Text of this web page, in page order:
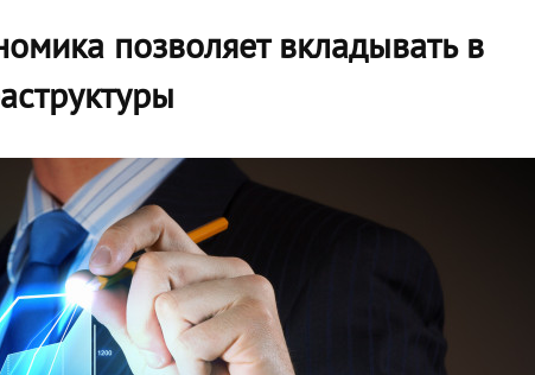
позволяет вкладывать в